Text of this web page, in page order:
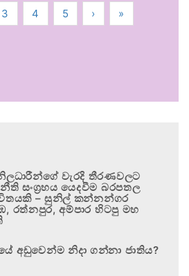
3 4 5 › »
වැරදි තීරණවලට
සංග්‍රහය යෙදවීම බරපතල
– සුනිල් කන්නන්ගර
රත්නපුර, අම්පාර හිටපු මහ
අඩුවෙන්ම නිදා ගන්නා ජාතිය?